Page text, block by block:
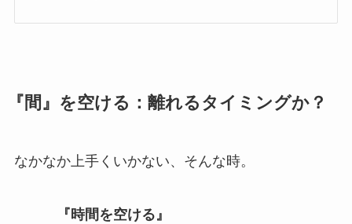
『間』を空ける：離れるタイミングか？
なかなか上手くいかない、そんな時。
『時間を空ける』